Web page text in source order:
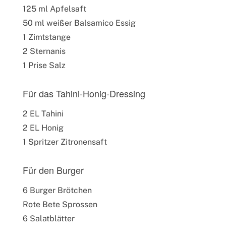
125 ml Apfelsaft
50 ml weißer Balsamico Essig
1 Zimtstange
2 Sternanis
1 Prise Salz
Für das Tahini-Honig-Dressing
2 EL Tahini
2 EL Honig
1 Spritzer Zitronensaft
Für den Burger
6 Burger Brötchen
Rote Bete Sprossen
6 Salatblätter